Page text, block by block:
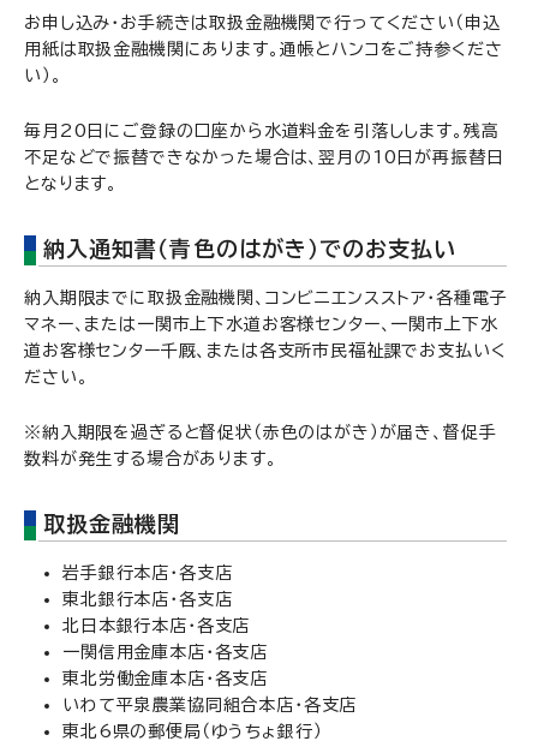
お申し込み・お手続きは取扱金融機関で行ってください（申込
用紙は取扱金融機関にあります。通帳とハンコをご持参くださ
い）。
毎月20日にご登録の口座から水道料金を引落しします。残高
不足などで振替できなかった場合は、翌月の10日が再振替日
となります。
納入通知書（青色のはがき）でのお支払い
納入期限までに取扱金融機関、コンビニエンスストア・各種電子
マネー、または一関市上下水道お客様センター、一関市上下水
道お客様センター千厩、または各支所市民福祉課でお支払いく
ださい。
※納入期限を過ぎると督促状（赤色のはがき）が届き、督促手
数料が発生する場合があります。
取扱金融機関
岩手銀行本店・各支店
東北銀行本店・各支店
北日本銀行本店・各支店
一関信用金庫本店・各支店
東北労働金庫本店・各支店
いわて平泉農業協同組合本店・各支店
東北6県の郵便局（ゆうちょ銀行）